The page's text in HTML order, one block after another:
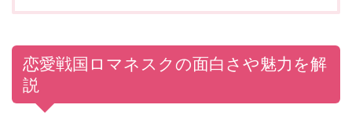
恋愛戦国ロマネスクの面白さや魅力を解
説